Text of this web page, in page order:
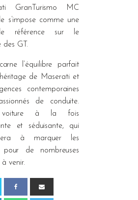
GranTurismo MC
s’impose comme une
référence sur le
des GT.
l’équilibre parfait
de Maserati et
contemporaines
de conduite.
voiture à la fois
et séduisante, qui
à marquer les
pour de nombreuses
à venir.